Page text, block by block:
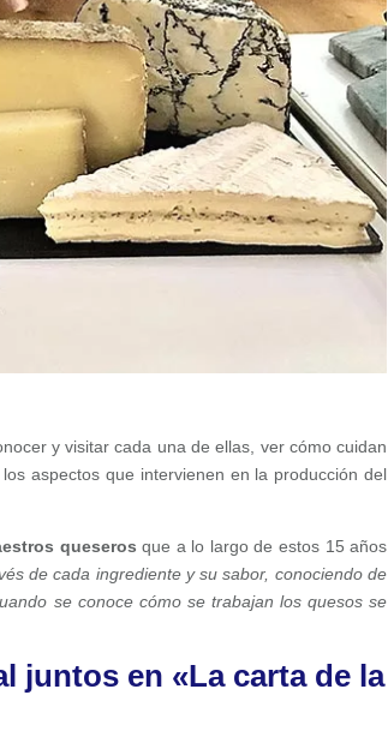
y visitar cada una de ellas, ver cómo cuidan
aspectos que intervienen en la producción del
queseros que a lo largo de estos 15 años
de cada ingrediente y su sabor, conociendo de
se conoce cómo se trabajan los quesos se
juntos en «La carta de la